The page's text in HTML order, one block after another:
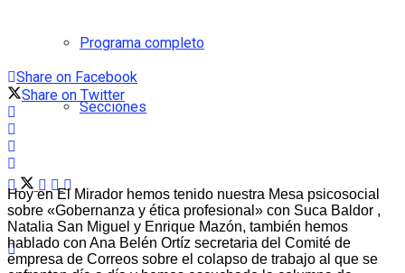
Programa completo
Secciones
Share on Facebook
Share on Twitter
Hoy en El Mirador hemos tenido nuestra Mesa psicosocial
sobre «Gobernanza y ética profesional» con Suca Baldor ,
Natalia San Miguel y Enrique Mazón, también hemos
hablado con Ana Belén Ortíz secretaria del Comité de
empresa de Correos sobre el colapso de trabajo al que se